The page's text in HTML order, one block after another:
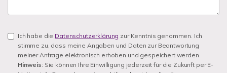
Ich habe die Datenschutzerklärung zur Kenntnis genommen. Ich
stimme zu, dass meine Angaben und Daten zur Beantwortung
meiner Anfrage elektronisch erhoben und gespeichert werden.
Hinweis: Sie können Ihre Einwilligung jederzeit für die Zukunft per E-